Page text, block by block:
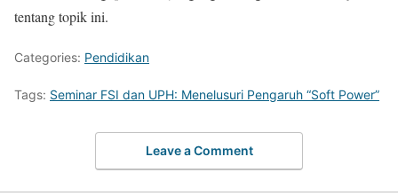
tentang topik ini.
Categories: Pendidikan
Tags: Seminar FSI dan UPH: Menelusuri Pengaruh “Soft Power”
Leave a Comment